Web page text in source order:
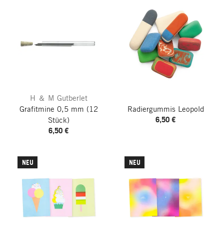
H ＆ M Gutberlet
Grafitmine 0,5 mm (12
Stück)
6,50 €
Radiergummis Leopold
6,50 €
NEU NEU